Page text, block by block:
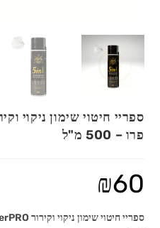
פרו – 500 מ"ל
₪60
ספריי חיטוי שימון ניקוי וקירור BarberPRO ברבר פרו – 500 מ"ל